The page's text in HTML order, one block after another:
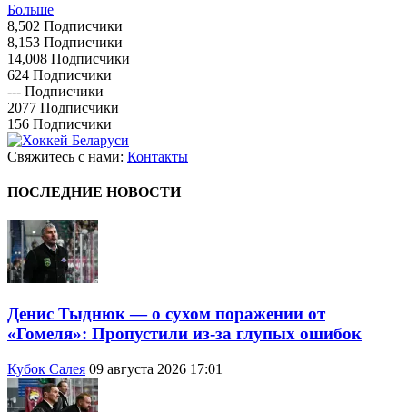
Больше
8,502 Подписчики
8,153 Подписчики
14,008 Подписчики
624 Подписчики
--- Подписчики
2077 Подписчики
156 Подписчики
Свяжитесь с нами: Контакты
ПОСЛЕДНИЕ НОВОСТИ
Денис Тыднюк — о сухом поражении от
«Гомеля»: Пропустили из-за глупых ошибок
Кубок Салея 09 августа 2026 17:01